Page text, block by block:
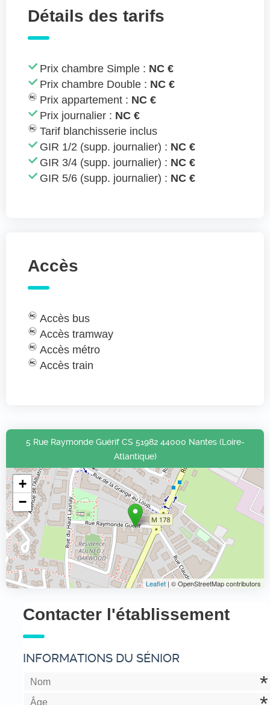
Détails des tarifs
Prix chambre Simple : NC €
Prix chambre Double : NC €
Prix appartement : NC €
Prix journalier : NC €
Tarif blanchisserie inclus
GIR 1/2 (supp. journalier) : NC €
GIR 3/4 (supp. journalier) : NC €
GIR 5/6 (supp. journalier) : NC €
Accès
Accès bus
Accès tramway
Accès métro
Accès train
5 Rue Raymonde Guérif CS 51982 44000 Nantes (Loire-
Atlantique)
+
−
Leaflet | © OpenStreetMap contributors
Contacter l'établissement
INFORMATIONS DU SÉNIOR